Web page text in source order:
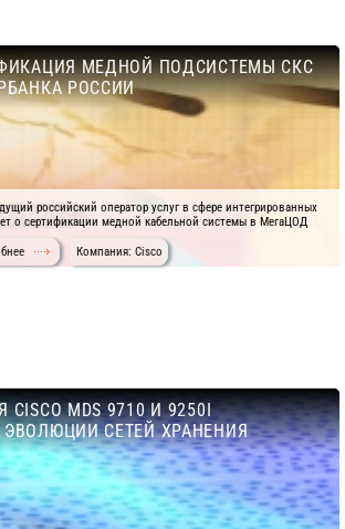
МЕДНОЙ ПОДСИСТЕМЫ СКС
РОССИИ
российский оператор услуг в сфере интегрированных
о сертификации медной кабельной системы в МегаЦОД
Компания: Cisco
MDS 9710 И 9250I
СЕТЕЙ ХРАНЕНИЯ